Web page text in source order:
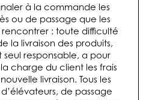
à la commande les
ou de passage que les
rencontrer : toute difficulté
la livraison des produits,
responsable, a pour
charge du client les frais
livraison. Tous les
de passage